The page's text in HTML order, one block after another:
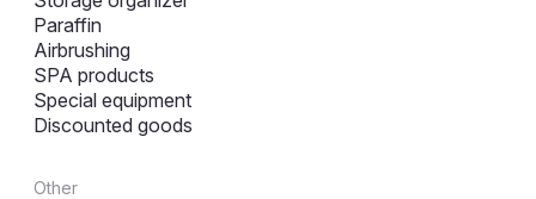
Paraffin
Airbrushing
SPA products
Special equipment
Discounted goods
Other